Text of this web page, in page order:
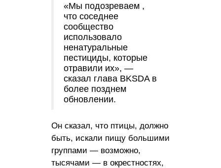
«Мы подозреваем ,
что соседнее
сообщество
использовало
ненатуральные
пестициды, которые
отравили их», —
сказал глава BKSDA в
более позднем
обновлении.
Он сказал, что птицы, должно
быть, искали пищу большими
группами — возможно,
тысячами — в окрестностях,